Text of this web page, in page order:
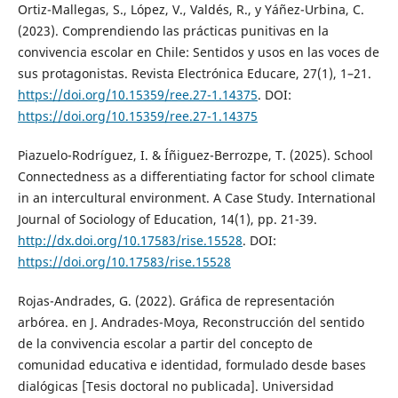
Ortiz-Mallegas, S., López, V., Valdés, R., y Yáñez-Urbina, C.
(2023). Comprendiendo las prácticas punitivas en la
convivencia escolar en Chile: Sentidos y usos en las voces de
sus protagonistas. Revista Electrónica Educare, 27(1), 1–21.
https://doi.org/10.15359/ree.27-1.14375. DOI:
https://doi.org/10.15359/ree.27-1.14375
Piazuelo-Rodríguez, I. & Íñiguez-Berrozpe, T. (2025). School
Connectedness as a differentiating factor for school climate
in an intercultural environment. A Case Study. International
Journal of Sociology of Education, 14(1), pp. 21-39.
http://dx.doi.org/10.17583/rise.15528. DOI:
https://doi.org/10.17583/rise.15528
Rojas-Andrades, G. (2022). Gráfica de representación
arbórea. en J. Andrades-Moya, Reconstrucción del sentido
de la convivencia escolar a partir del concepto de
comunidad educativa e identidad, formulado desde bases
dialógicas [Tesis doctoral no publicada]. Universidad